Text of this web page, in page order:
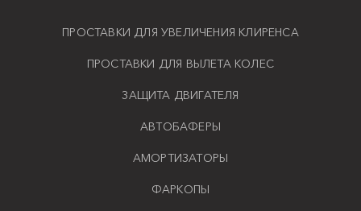
ПРОСТАВКИ ДЛЯ УВЕЛИЧЕНИЯ КЛИРЕНСА
ПРОСТАВКИ ДЛЯ ВЫЛЕТА КОЛЕС
ЗАЩИТА ДВИГАТЕЛЯ
АВТОБАФЕРЫ
АМОРТИЗАТОРЫ
ФАРКОПЫ